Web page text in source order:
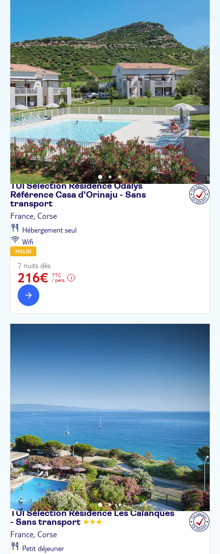
TUI Sélection Résidence Odalys
Référence Casa d'Orinaju - Sans
transport
France, Corse
Hébergement seul
Wifi
MALIN
7 nuits dès
216€
TTC
/ pers.
TUI Sélection Résidence Les Calanques
- Sans transport
France, Corse
Petit déjeuner